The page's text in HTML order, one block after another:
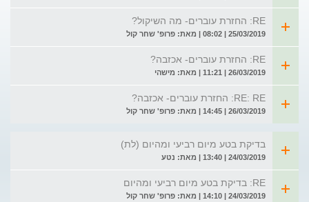
RE: החזרת עוברים- מה השיקול?
25/03/2019 | 08:02 | מאת: פרופ' שחר קול
RE: החזרת עוברים- אכזבה?
26/03/2019 | 11:21 | מאת: מישהי
RE: RE: החזרת עוברים- אכזבה?
26/03/2019 | 14:45 | מאת: פרופ' שחר קול
בדיקת בטע מיום רביעי ומהיום (לת)
24/03/2019 | 13:40 | מאת: נטע
RE: בדיקת בטע מיום רביעי ומהיום
24/03/2019 | 14:10 | מאת: פרופ' שחר קול